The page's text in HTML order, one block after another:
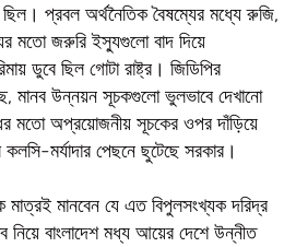
ছিল। প্রবল অর্থনৈতিক বৈষম্যের মধ্যে রুজি,
মতো জরুরি ইস্যুগুলো বাদ দিয়ে
ডুবে ছিল গোটা রাষ্ট্র। জিডিপির
মানব উন্নয়ন সূচকগুলো ভুলভাবে দেখানো
মতো অপ্রয়োজনীয় সূচকের ওপর দাঁড়িয়ে
মর্যাদার পেছনে ছুটেছে সরকার।
মাত্রই মানবেন যে এত বিপুলসংখ্যক দরিদ্র
নিয়ে বাংলাদেশ মধ্য আয়ের দেশে উন্নীত